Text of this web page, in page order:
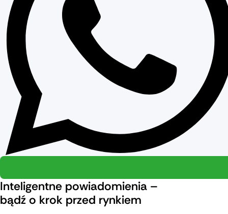
Inteligentne powiadomienia –
bądź o krok przed rynkiem